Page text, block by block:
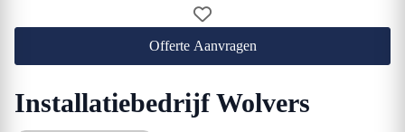
Offerte Aanvragen
Installatiebedrijf Wolvers